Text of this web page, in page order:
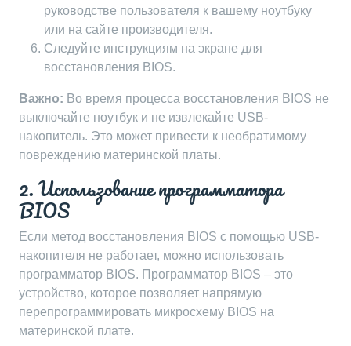
руководстве пользователя к вашему ноутбуку
или на сайте производителя.
Следуйте инструкциям на экране для
восстановления BIOS.
Важно: Во время процесса восстановления BIOS не
выключайте ноутбук и не извлекайте USB-
накопитель. Это может привести к необратимому
повреждению материнской платы.
2. Использование программатора
BIOS
Если метод восстановления BIOS с помощью USB-
накопителя не работает, можно использовать
программатор BIOS. Программатор BIOS – это
устройство, которое позволяет напрямую
перепрограммировать микросхему BIOS на
материнской плате.